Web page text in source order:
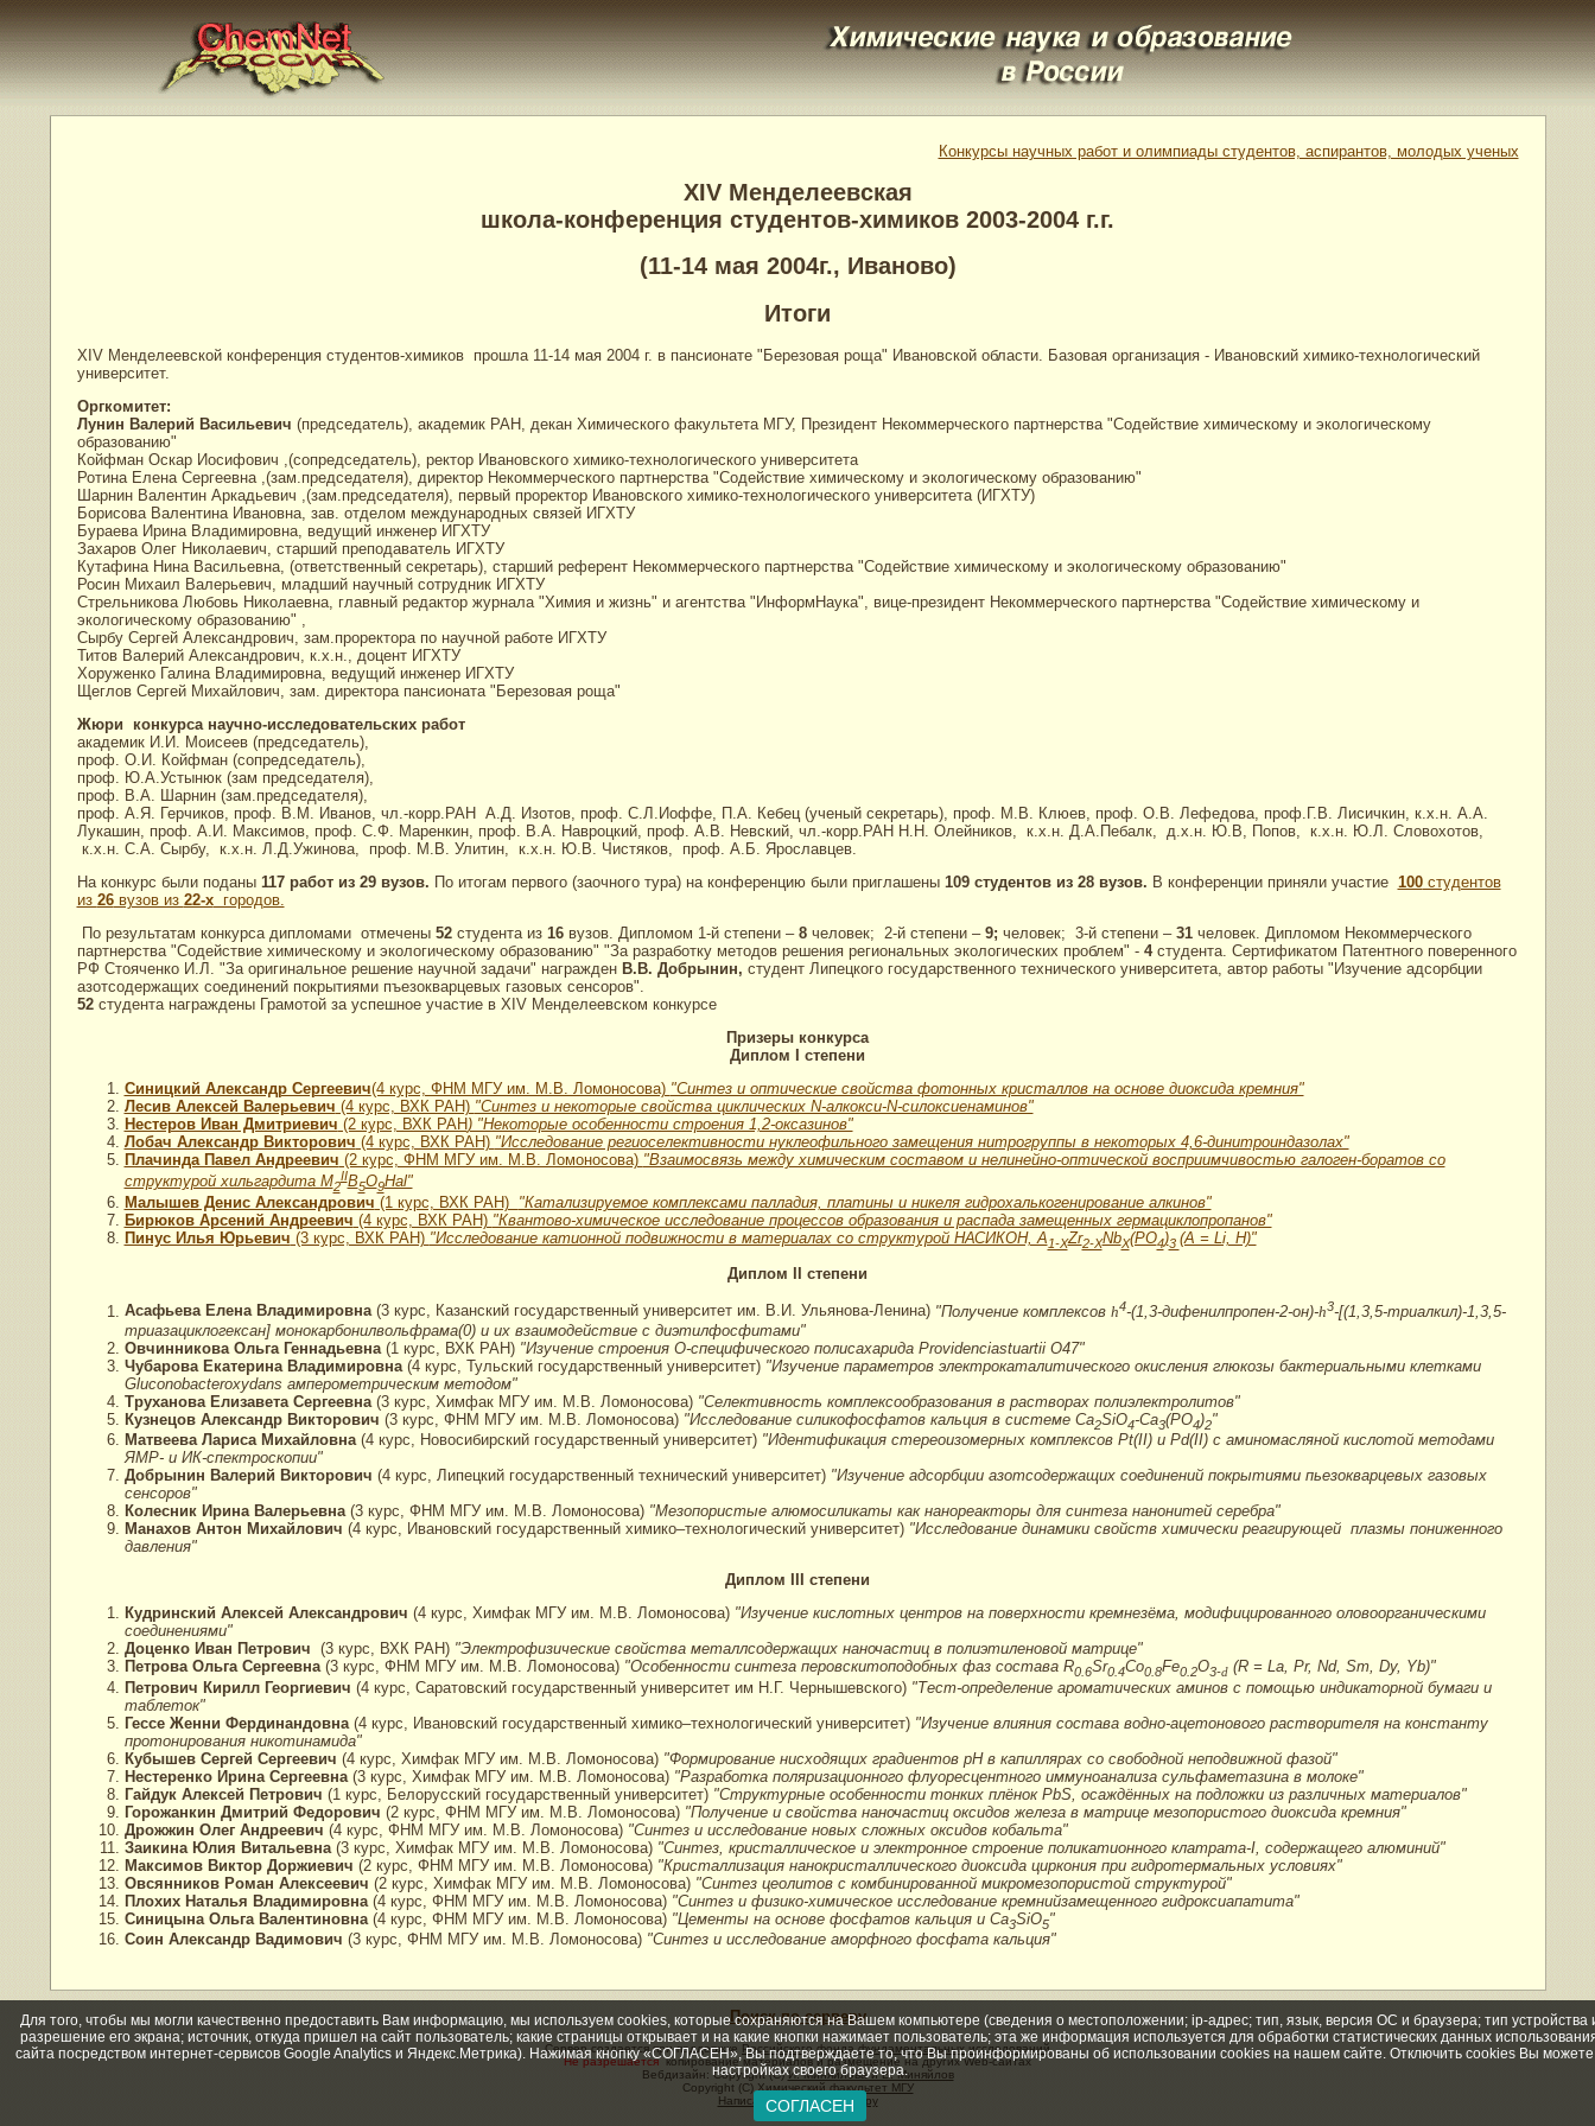
Конкурсы научных работ и олимпиады студентов, аспирантов, молодых ученых
XIV Менделеевская
школа-конференция студентов-химиков 2003-2004 г.г.
(11-14 мая 2004г., Иваново)
Итоги
XIV Менделеевской конференция студентов-химиков прошла 11-14 мая 2004 г. в пансионате "Березовая роща" Ивановской области. Базовая организация - Ивановский химико-технологический
университет.
Оргкомитет:
Лунин Валерий Васильевич (председатель), академик РАН, декан Химического факультета МГУ, Президент Некоммерческого партнерства "Содействие химическому и экологическому
образованию"
Койфман Оскар Иосифович ,(сопредседатель), ректор Ивановского химико-технологического университета
Ротина Елена Сергеевна ,(зам.председателя), директор Некоммерческого партнерства "Содействие химическому и экологическому образованию"
Шарнин Валентин Аркадьевич ,(зам.председателя), первый проректор Ивановского химико-технологического университета (ИГХТУ)
Борисова Валентина Ивановна, зав. отделом международных связей ИГХТУ
Бураева Ирина Владимировна, ведущий инженер ИГХТУ
Захаров Олег Николаевич, старший преподаватель ИГХТУ
Кутафина Нина Васильевна, (ответственный секретарь), старший референт Некоммерческого партнерства "Содействие химическому и экологическому образованию"
Росин Михаил Валерьевич, младший научный сотрудник ИГХТУ
Стрельникова Любовь Николаевна, главный редактор журнала "Химия и жизнь" и агентства "ИнформНаука", вице-президент Некоммерческого партнерства "Содействие химическому и
экологическому образованию" ,
Сырбу Сергей Александрович, зам.проректора по научной работе ИГХТУ
Титов Валерий Александрович, к.х.н., доцент ИГХТУ
Хоруженко Галина Владимировна, ведущий инженер ИГХТУ
Щеглов Сергей Михайлович, зам. директора пансионата "Березовая роща"
Жюри конкурса научно-исследовательских работ
академик И.И. Моисеев (председатель),
проф. О.И. Койфман (сопредседатель),
проф. Ю.А.Устынюк (зам председателя),
проф. В.А. Шарнин (зам.председателя),
проф. А.Я. Герчиков, проф. В.М. Иванов, чл.-корр.РАН А.Д. Изотов, проф. С.Л.Иоффе, П.А. Кебец (ученый секретарь), проф. М.В. Клюев, проф. О.В. Лефедова, проф.Г.В. Лисичкин, к.х.н. А.А.
Лукашин, проф. А.И. Максимов, проф. С.Ф. Маренкин, проф. В.А. Навроцкий, проф. А.В. Невский, чл.-корр.РАН Н.Н. Олейников, к.х.н. Д.А.Пебалк, д.х.н. Ю.В, Попов, к.х.н. Ю.Л. Словохотов,
к.х.н. С.А. Сырбу, к.х.н. Л.Д.Ужинова, проф. М.В. Улитин, к.х.н. Ю.В. Чистяков, проф. А.Б. Ярославцев.
На конкурс были поданы 117 работ из 29 вузов. По итогам первого (заочного тура) на конференцию были приглашены 109 студентов из 28 вузов. В конференции приняли участие 100студентов
из 26вузов из 22-хгородов.
По результатам конкурса дипломами отмечены 52студента из 16вузов. Дипломом 1-й степени – 8человек; 2-й степени – 9; человек; 3-й степени – 31человек. Дипломом Некоммерческого
партнерства "Содействие химическому и экологическому образованию" "За разработку методов решения региональных экологических проблем" - 4студента. Сертификатом Патентного поверенного
РФ Стояченко И.Л. "За оригинальное решение научной задачи" награжден В.В. Добрынин, студент Липецкого государственного технического университета, автор работы "Изучение адсорбции
азотсодержащих соединений покрытиями пъезокварцевых газовых сенсоров".
52студента награждены Грамотой за успешное участие в XIV Менделеевском конкурсе
Призеры конкурса
Диплом I степени
Синицкий Александр Сергеевич(4 курс, ФНМ МГУ им. М.В. Ломоносова) "Синтез и оптические свойства фотонных кристаллов на основе диоксида кремния"
Лесив Алексей Валерьевич (4 курс, ВХК РАН) "Синтез и некоторые свойства циклических N-алкокси-N-силоксиенаминов"
Нестеров Иван Дмитриевич (2 курс, ВХК РАН) "Некоторые особенности строения 1,2-оксазинов"
Лобач Александр Викторович (4 курс, ВХК РАН) "Исследование региоселективности нуклеофильного замещения нитрогруппы в некоторых 4,6-динитроиндазолах"
Плачинда Павел Андреевич (2 курс, ФНМ МГУ им. М.В. Ломоносова) "Взаимосвязь между химическим составом и нелинейно-оптической восприимчивостью галоген-боратов со
структурой хильгардита M2
IIB5O9Hal"
Малышев Денис Александрович (1 курс, ВХК РАН) "Катализируемое комплексами палладия, платины и никеля гидрохалькогенирование алкинов"
Бирюков Арсений Андреевич (4 курс, ВХК РАН) "Квантово-химическое исследование процессов образования и распада замещенных гермациклопропанов"
Пинус Илья Юрьевич (3 курс, ВХК РАН) "Исследование катионной подвижности в материалах со структурой НАСИКОН, А1-XZr2-XNbX(PO4)3 (А = Li, H)"
Диплом II степени
Асафьева Елена Владимировна(3 курс, Казанский государственный университет им. В.И. Ульянова-Ленина) "Получение комплексов h4-(1,3-дифенилпропен-2-он)-h3-[(1,3,5-триалкил)-1,3,5-
триазациклогексан] монокарбонилвольфрама(0) и их взаимодействие с диэтилфосфитами"
Овчинникова Ольга Геннадьевна(1 курс, ВХК РАН) "Изучение строения О-специфического полисахарида Providenciastuartii О47"
Чубарова Екатерина Владимировна(4 курс, Тульский государственный университет) "Изучение параметров электрокаталитического окисления глюкозы бактериальными клетками
Gluconobacteroxydans амперометрическим методом"
Труханова Елизавета Сергеевна(3 курс, Химфак МГУ им. М.В. Ломоносова) "Селективность комплексообразования в растворах полиэлектролитов"
Кузнецов Александр Викторович (3 курс, ФНМ МГУ им. М.В. Ломоносова) "Исследование силикофосфатов кальция в системе Са2SiO4-Ca3(PO4)2"
Матвеева Лариса Михайловна(4 курс, Новосибирский государственный университет) "Идентификация стереоизомерных комплексов Pt(II) и Pd(II) с аминомасляной кислотой методами
ЯМР- и ИК-спектроскопии"
Добрынин Валерий Викторович (4 курс, Липецкий государственный технический университет) "Изучение адсорбции азотсодержащих соединений покрытиями пьезокварцевых газовых
сенсоров"
Колесник Ирина Валерьевна(3 курс, ФНМ МГУ им. М.В. Ломоносова) "Мезопористые алюмосиликаты как нанореакторы для синтеза нанонитей серебра"
Манахов Антон Михайлович (4 курс, Ивановский государственный химико–технологический университет) "Исследование динамики свойств химически реагирующей плазмы пониженного
давления"
Диплом III степени
Кудринский Алексей Александрович (4 курс, Химфак МГУ им. М.В. Ломоносова) "Изучение кислотных центров на поверхности кремнезёма, модифицированного оловоорганическими
соединениями"
Доценко Иван Петрович (3 курс, ВХК РАН) "Электрофизические свойства металлсодержащих наночастиц в полиэтиленовой матрице"
Петрова Ольга Сергеевна(3 курс, ФНМ МГУ им. М.В. Ломоносова) "Особенности синтеза перовскитоподобных фаз состава R0.6Sr0.4Co0.8Fe0.2O3-d(R = La, Pr, Nd, Sm, Dy, Yb)"
Петрович Кирилл Георгиевич (4 курс, Саратовский государственный университет им Н.Г. Чернышевского) "Тест-определение ароматических аминов с помощью индикаторной бумаги и
таблеток"
Гессе Женни Фердинандовна(4 курс, Ивановский государственный химико–технологический университет) "Изучение влияния состава водно-ацетонового растворителя на константу
протонирования никотинамида"
Кубышев Сергей Сергеевич (4 курс, Химфак МГУ им. М.В. Ломоносова) "Формирование нисходящих градиентов рН в капиллярах со свободной неподвижной фазой"
Нестеренко Ирина Сергеевна (3 курс, Химфак МГУ им. М.В. Ломоносова) "Разработка поляризационного флуоресцентного иммуноанализа сульфаметазина в молоке"
Гайдук Алексей Петрович (1 курс, Белорусский государственный университет) "Структурные особенности тонких плёнок PbS, осаждённых на подложки из различных материалов"
Горожанкин Дмитрий Федорович (2 курс, ФНМ МГУ им. М.В. Ломоносова) "Получение и свойства наночастиц оксидов железа в матрице мезопористого диоксида кремния"
Дрожжин Олег Андреевич (4 курс, ФНМ МГУ им. М.В. Ломоносова) "Синтез и исследование новых сложных оксидов кобальта"
Заикина Юлия Витальевна(3 курс, Химфак МГУ им. М.В. Ломоносова) "Синтез, кристаллическое и электронное строение поликатионного клатрата-I, содержащего алюминий"
Максимов Виктор Доржиевич (2 курс, ФНМ МГУ им. М.В. Ломоносова) "Кристаллизация нанокристаллического диоксида циркония при гидротермальных условиях"
Овсянников Роман Алексеевич (2 курс, Химфак МГУ им. М.В. Ломоносова) "Синтез цеолитов с комбинированной микромезопористой структурой"
Плохих Наталья Владимировна(4 курс, ФНМ МГУ им. М.В. Ломоносова) "Синтез и физико-химическое исследование кремнийзамещенного гидроксиапатита"
Синицына Ольга Валентиновна(4 курс, ФНМ МГУ им. М.В. Ломоносова) "Цементы на основе фосфатов кальция и Ca3SiO5"
Соин Александр Вадимович (3 курс, ФНМ МГУ им. М.В. Ломоносова) "Синтез и исследование аморфного фосфата кальция"
Для того, чтобы мы могли качественно предоставить Вам информацию, мы используем cookies, которые сохраняются на Вашем компьютере (сведения о местоположении; ip-адрес; тип, язык, версия ОС и браузера; тип устройства
разрешение его экрана; источник, откуда пришел на сайт пользователь; какие страницы открывает и на какие кнопки нажимает пользователь; эта же информация используется для обработки статистических данных
сайта посредством интернет-сервисов Google Analytics и Яндекс.Метрика). Нажимая кнопку «СОГЛАСЕН», Вы подтверждаете то, что Вы проинформированы об использовании cookies на нашем сайте. Отключить cookies Вы можете
настройках своего браузера.
СОГЛАСЕН
Поиск по серверу
Сервер создается при поддержке Российского фонда фундаментальных исследований
Не разрешаетсякопирование материалов и размещение на других Web-сайтах
Вебдизайн: Copyright (C)И. Миняйлова и В. Миняйлов
Copyright (C) Химический факультет МГУ
Написать письмо редактору